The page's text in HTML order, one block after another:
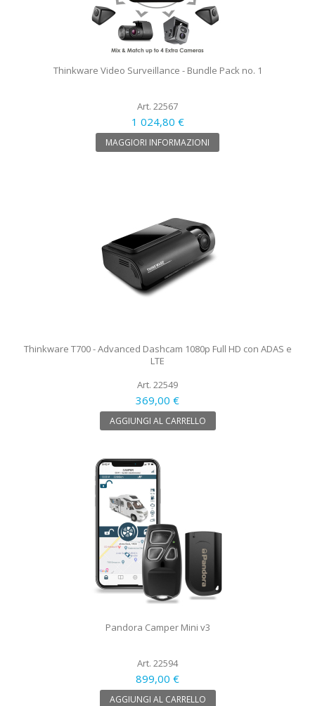
Thinkware Video Surveillance - Bundle Pack no. 1
Art. 22567
1 024,80 €
MAGGIORI INFORMAZIONI
Thinkware T700 - Advanced Dashcam 1080p Full HD con ADAS e
LTE
Art. 22549
369,00 €
AGGIUNGI AL CARRELLO
Pandora Camper Mini v3
Art. 22594
899,00 €
AGGIUNGI AL CARRELLO